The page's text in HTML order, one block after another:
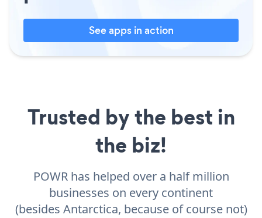
See apps in action
Trusted by the best in
the biz!
POWR has helped over a half million
businesses on every continent
(besides Antarctica, because of course not)